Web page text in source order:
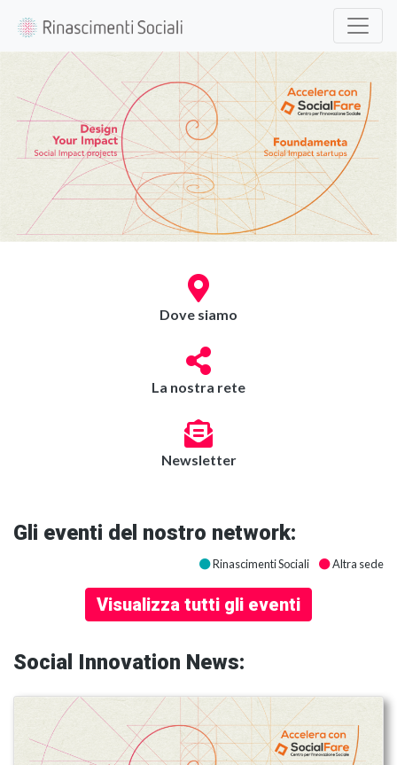
Dove siamo
La nostra rete
Newsletter
Gli eventi del nostro network:
Rinascimenti Sociali Altra sede
Visualizza tutti gli eventi
Social Innovation News: